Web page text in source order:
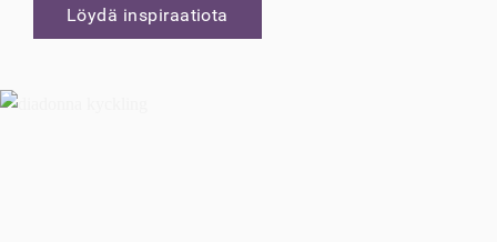
Löydä inspiraatiota